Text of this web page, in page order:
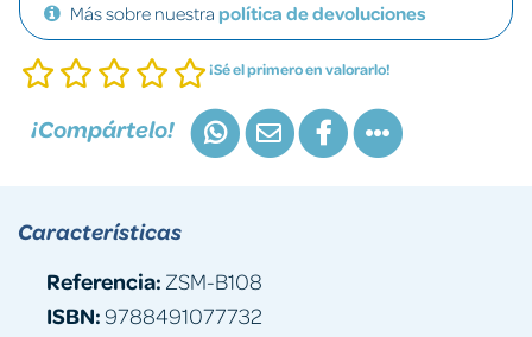
Más sobre nuestra política de devoluciones
¡Sé el primero en valorarlo!
¡Compártelo!
Características
Referencia: ZSM-B108
ISBN:9788491077732